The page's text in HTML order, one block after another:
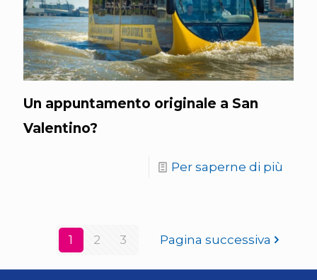
Un appuntamento originale a San
Valentino?
Per saperne di più
1 2 3 Pagina successiva